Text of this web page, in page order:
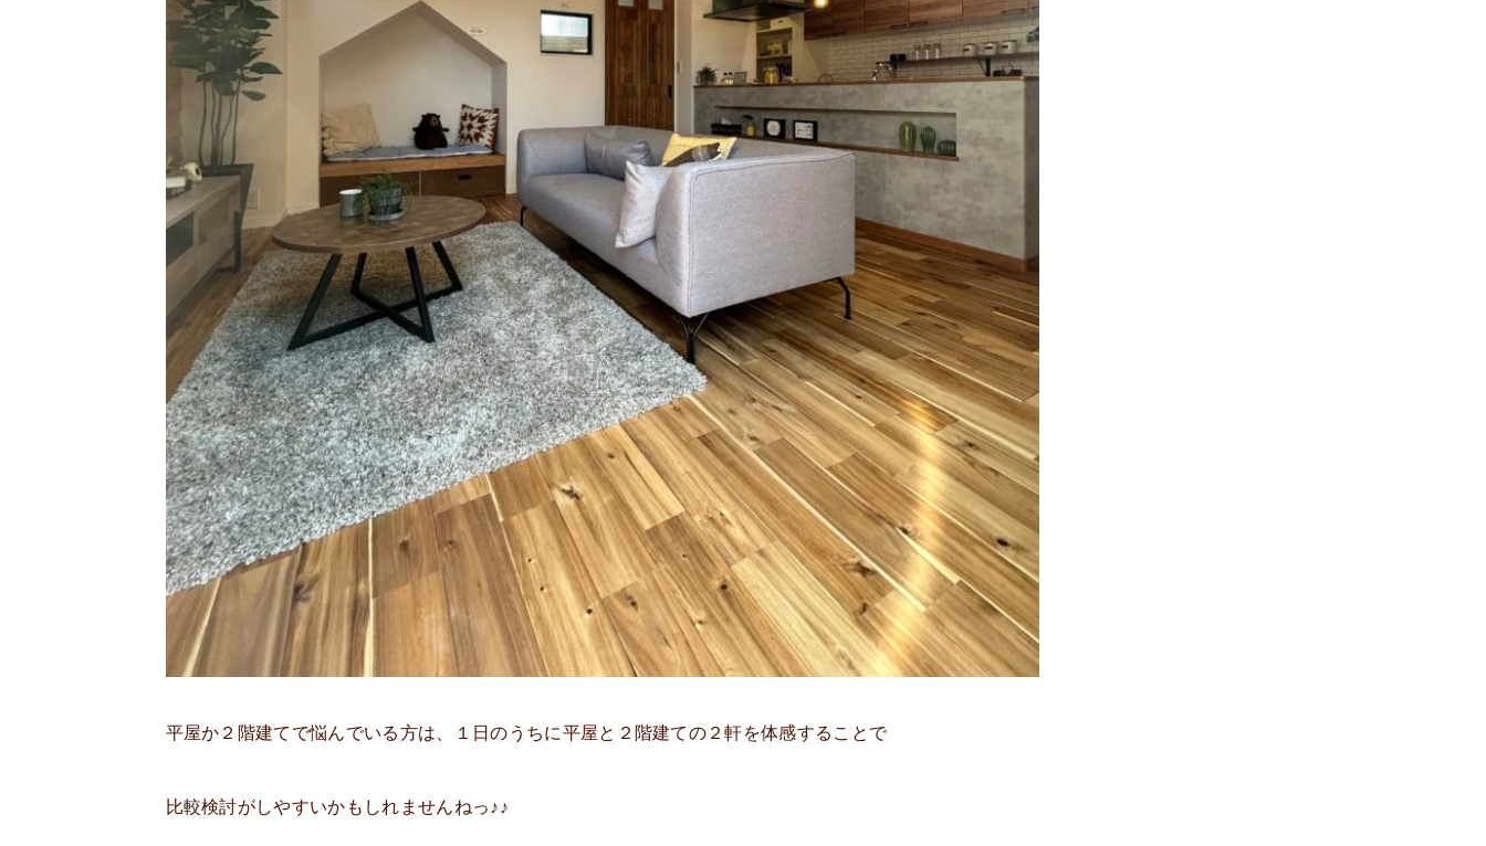
平屋か２階建てで悩んでいる方は、１日のうちに平屋と２階建ての２軒を体感することで
比較検討がしやすいかもしれませんねっ♪♪